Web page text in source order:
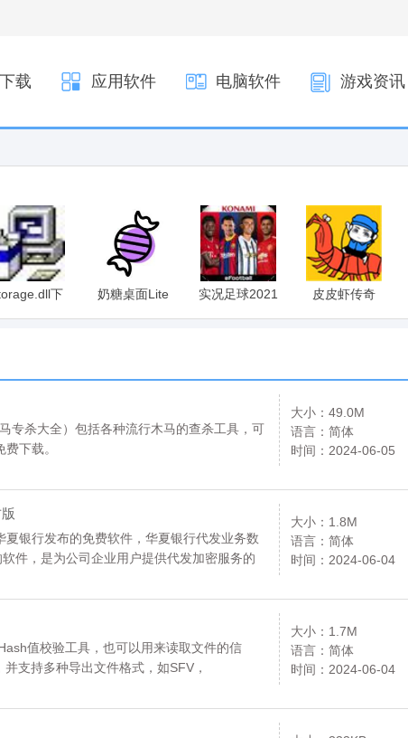
载 应用软件 电脑软件 游戏资讯
下
载
奶糖桌面Lite 实况足球2021 皮皮虾传奇
大小：49.0M
语言：简体
时间：2024-06-05
专杀大全）包括各种流行木马的查杀工具，可
下载。
大小：1.8M
语言：简体
时间：2024-06-04
银行发布的免费软件，华夏银行代发业务数
件，是为公司企业用户提供代发加密服务的
大小：1.7M
语言：简体
时间：2024-06-04
值校验工具，也可以用来读取文件的信
支持多种导出文件格式，如SFV，